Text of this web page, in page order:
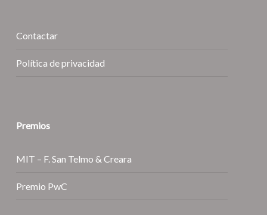
Contactar
Política de privacidad
Premios
MIT – F. San Telmo & Creara
Premio PwC